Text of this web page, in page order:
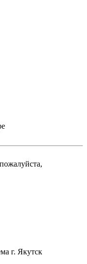
г. Якутск